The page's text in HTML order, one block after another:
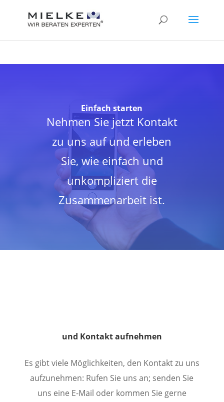
MIELKE Versicherungsmakler AG
Bewertungen auf ProvenExpert.com
Einfach starten
Nehmen Sie jetzt Kontakt
zu uns auf und erleben
Sie, wie einfach und
unkompliziert die
Zusammenarbeit ist.
und Kontakt aufnehmen
Es gibt viele Möglichkeiten, den Kontakt zu uns
aufzunehmen: Rufen Sie uns an; senden Sie
uns eine E-Mail oder kommen Sie gerne